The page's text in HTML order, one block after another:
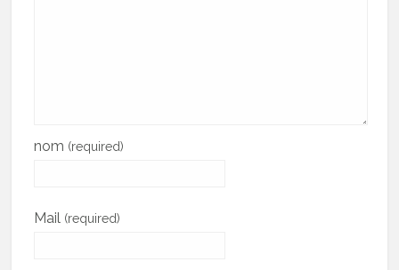
nom (required)
Mail (required)